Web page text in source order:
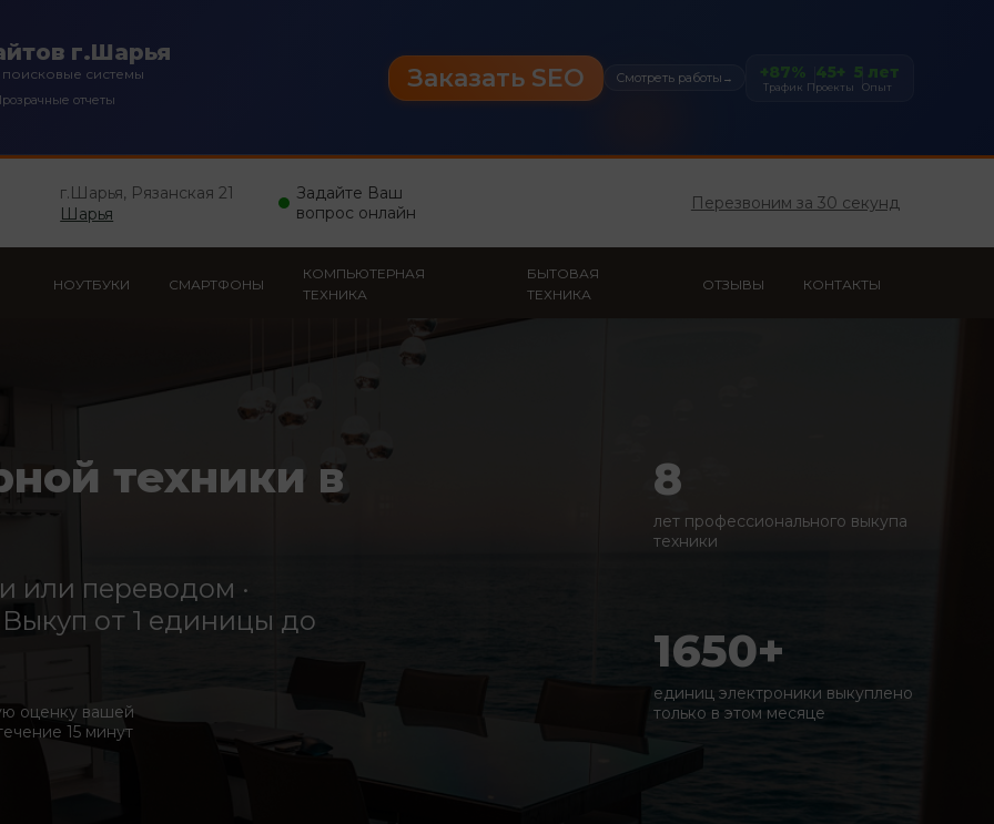
г.Шарья
системы
отчеты
Заказать SEO Смотреть работы → +87%
Трафик
45+
Проекты
5 лет
Опыт
г.Шарья, Рязанская 21
Шарья
Задайте Ваш
вопрос онлайн
Перезвоним за 30 секунд
НОУТБУКИ СМАРТФОНЫ
КОМПЬЮТЕРНАЯ
ТЕХНИКА
БЫТОВАЯ
ТЕХНИКА
ОТЗЫВЫ КОНТАКТЫ
техники в
или переводом ·
от 1 единицы до
оценку вашей
15 минут
8
лет профессионального выкупа
техники
1650+
единиц электроники выкуплено
только в этом месяце